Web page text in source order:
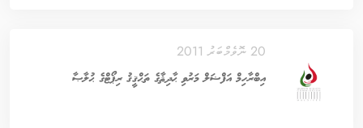
20 ނޮވެމްބަރު 2011
އިބްރާހިމް އަފްޟަލް މަރުވި ޙާދިޘާގެ ތަޙްޤީޤު ރިޕޯޓްގެ ޙުލާޞާ